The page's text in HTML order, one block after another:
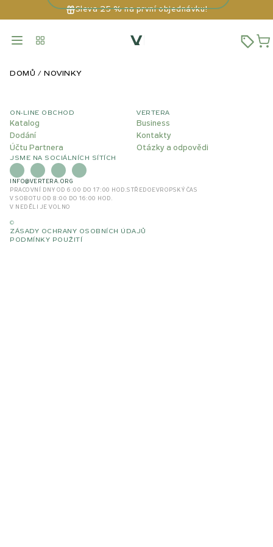
Sleva 25 % na první objednávku!
DOMŮ NOVINKY
ON-LINE OBCHOD
Katalog
Dodání
Účtu Partnera
VERTERA
Business
Kontakty
Otázky a odpovědi
JSME NA SOCIÁLNÍCH SÍTÍCH
INFO@VERTERA.ORG
PRACOVNÍ DNY OD 6:00 DO 17:00 HOD.STŘEDOEVROPSKÝ ČAS
V SOBOTU OD 8:00 DO 16:00 HOD.
V NEDĚLI JE VOLNO
©
ZÁSADY OCHRANY OSOBNÍCH ÚDAJŮ
PODMÍNKY POUŽITÍ